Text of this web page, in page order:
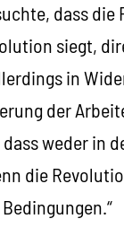
dass
siegt,
in
der
weder in
die